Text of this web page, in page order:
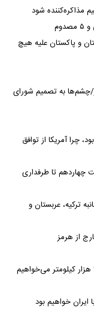
مذاکره‌کننده شود
و پاکستان علیه هیچ
چشم‌ها به تصمیم شورای
چرا آمریکا از توافق
تا طرفداری
ترکیه، عربستان و
از هرمز
امام‌ جمعه اهواز: با افزایش برد موشک‌هایمان به ۱۵ هزار کیلومتر می‌خواهیم
ایران خواهیم بود